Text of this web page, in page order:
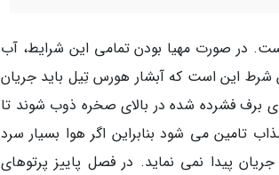
در صورت مهیا بودن تمامی این شرایط، آب
شرط این است که آبشار هورس تِیل باید جریان
برف فشرده شده در بالای صخره ذوب شوند تا
تامین می شود بنابراین اگر هوا بسیار سرد
پیدا نمی نماید. در فصل پاییز پرتوهای